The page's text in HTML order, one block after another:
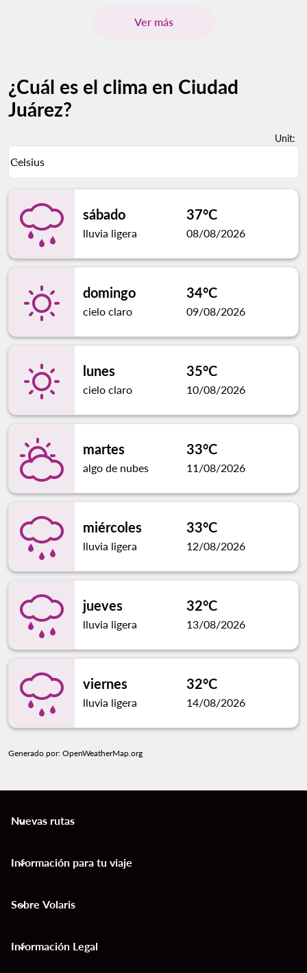
Ver más
¿Cuál es el clima en Ciudad
Juárez?
Unit:
Celsius
keyboard_arrow_down
sábado
lluvia ligera
37°C
08/08/2026
domingo
cielo claro
34°C
09/08/2026
lunes
cielo claro
35°C
10/08/2026
martes
algo de nubes
33°C
11/08/2026
miércoles
lluvia ligera
33°C
12/08/2026
jueves
lluvia ligera
32°C
13/08/2026
viernes
lluvia ligera
32°C
14/08/2026
Generado por: OpenWeatherMap.org
Nuevas rutas
keyboard_arrow_down
Información para tu viaje
keyboard_arrow_down
Sobre Volaris
keyboard_arrow_down
Información Legal
keyboard_arrow_down